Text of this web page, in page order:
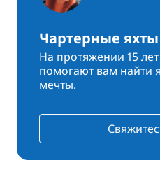
Чартерные
На протяжении 15
помогают вам найти
мечты.